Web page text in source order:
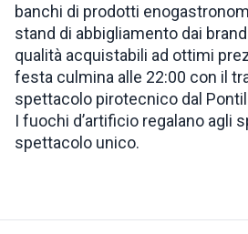
banchi di prodotti
stand di abbigliamento dai
qualità acquistabili ad ottimi
festa culmina alle 22:00 con il
spettacolo pirotecnico dal
I fuochi d’artificio regalano agli
spettacolo unico.